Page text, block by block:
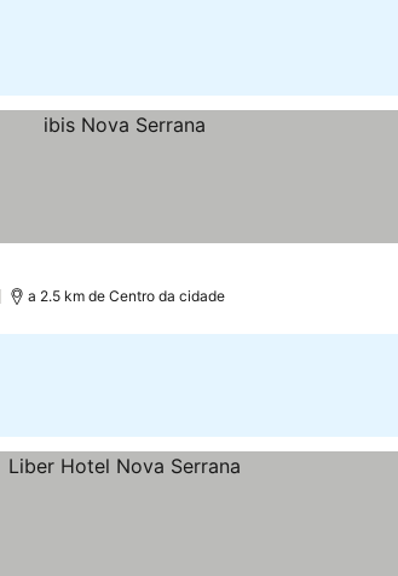
a 2.5 km de Centro da cidade